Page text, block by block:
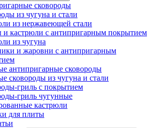
сковороды
из чугуна и стали
из нержавеющей стали
и кастрюли с антипригарным покрытием
из чугуна
и жаровни с антипригарным
антипригарные сковороды
сковороды из чугуна и стали
гриль с покрытием
гриль чугунные
кастрюли
для плиты